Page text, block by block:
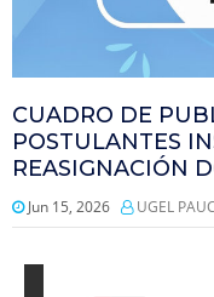
CUADRO DE
POSTULANTES
REASIGNACIÓN
Jun 15, 2026 UGEL